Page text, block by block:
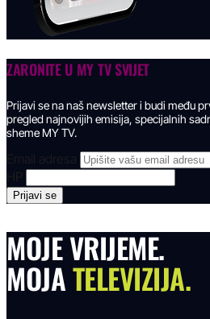
ZARONITE U MY TV SVIJET
Prijavi se na naš newsletter i budi među
pregled najnovijih emisija, specijalnih
sheme MY TV.
Email adresa
MOJE VRIJEME.
MOJATELEVIZIJA.